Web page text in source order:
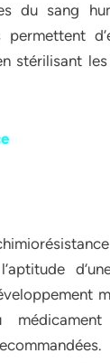
du sang
permettent
stérilisant